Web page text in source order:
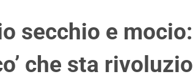
secchio e
che sta